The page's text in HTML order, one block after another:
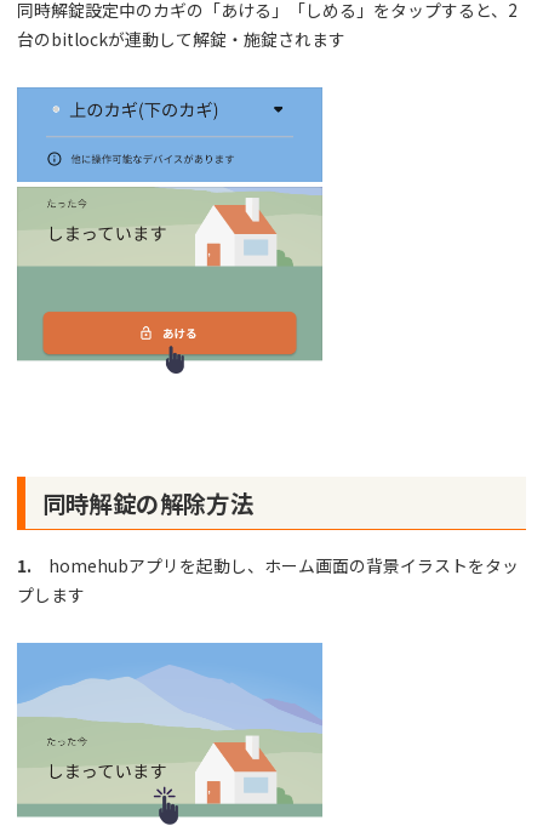
同時解錠設定中のカギの「あける」「しめる」をタップすると、2
台のbitlockが連動して解錠・施錠されます
同時解錠の解除方法
1. homehubアプリを起動し、ホーム画面の背景イラストをタッ
プします